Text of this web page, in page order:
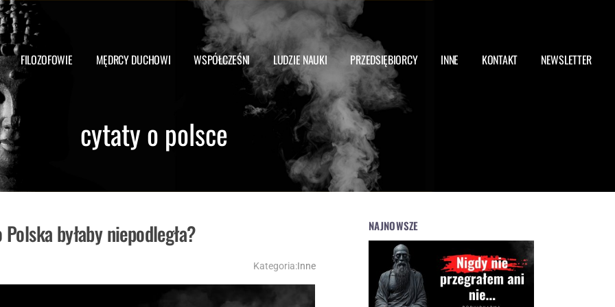
FILOZOFOWIE MĘDRCY DUCHOWI WSPÓŁCZEŚNI LUDZIE NAUKI PRZEDSIĘBIORCY INNE KONTAKT NEWSLETTER
cytaty o polsce
byłaby niepodległa?
Kategoria:Inne
NAJNOWSZE